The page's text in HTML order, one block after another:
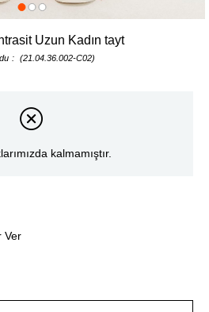
Uzun Kadın tayt
(21.04.36.002-C02)
kalmamıştır.
Ver